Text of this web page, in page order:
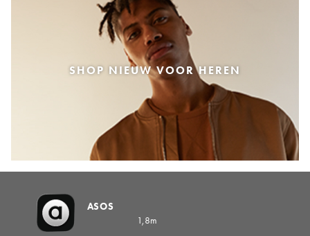
SHOP NIEUW VOOR HEREN
ASOS
1,8m